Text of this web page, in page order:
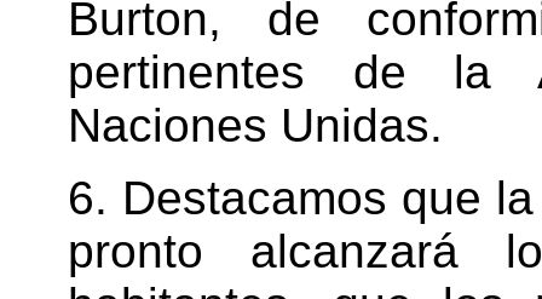
Burton, de
pertinentes de la
Naciones Unidas.
6. Destacamos que
pronto alcanzará